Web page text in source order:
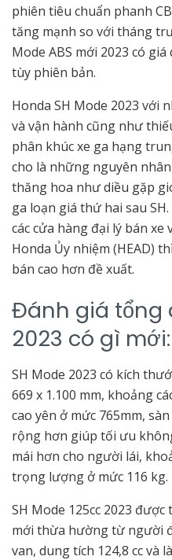
phiên tiêu chuẩn phanh
tăng mạnh so với tháng
Mode ABS mới 2023 có
tùy phiên bản.
Honda SH Mode 2023 với
và vận hành cũng như
phân khúc xe ga hạng
cho là những nguyên
thăng hoa như diều gặp
ga loạn giá thứ hai sau
các cửa hàng đại lý bán xe
Honda Ủy nhiệm (HEAD)
bán cao hơn đề xuất.
Đánh giá tổng
2023 có gì mới:
SH Mode 2023 có kích
669 x 1.100 mm, khoảng
cao yên ở mức 765mm,
rộng hơn giúp tối ưu
mái hơn cho người lái,
trọng lượng ở mức 116 kg.
SH Mode 125cc 2023
mới thừa hường từ người
van, dung tích 124,8 cc và